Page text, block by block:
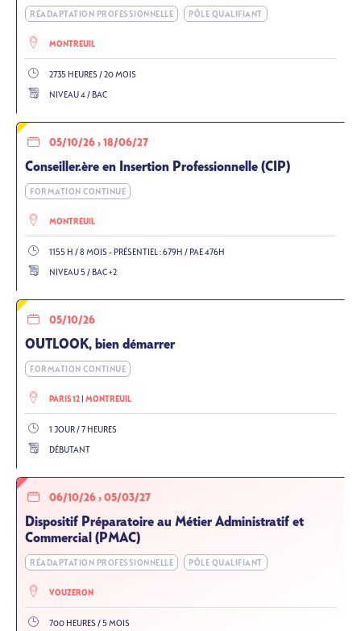
RÉADAPTATION PROFESSIONNELLE PÔLE QUALIFIANT
MONTREUIL
2735 HEURES / 20 MOIS
NIVEAU 4 / BAC
05/10/26 › 18/06/27
Conseiller.ère en Insertion Professionnelle (CIP)
FORMATION CONTINUE
MONTREUIL
1155 H / 8 MOIS – PRÉSENTIEL : 679H / PAE 476H
NIVEAU 5 / BAC +2
05/10/26
OUTLOOK, bien démarrer
FORMATION CONTINUE
PARIS 12 MONTREUIL
1 JOUR / 7 HEURES
DÉBUTANT
06/10/26 › 05/03/27
Dispositif Préparatoire au Métier Administratif et
Commercial (PMAC)
RÉADAPTATION PROFESSIONNELLE PÔLE QUALIFIANT
VOUZERON
700 HEURES / 5 MOIS